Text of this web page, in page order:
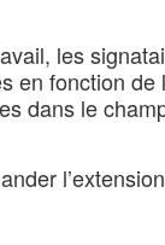
les
fonction
dans le